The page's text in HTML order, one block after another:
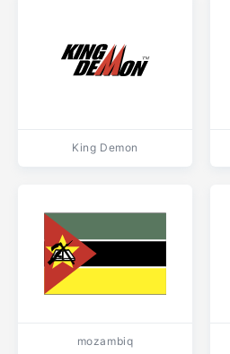
King Demon
mozambiq